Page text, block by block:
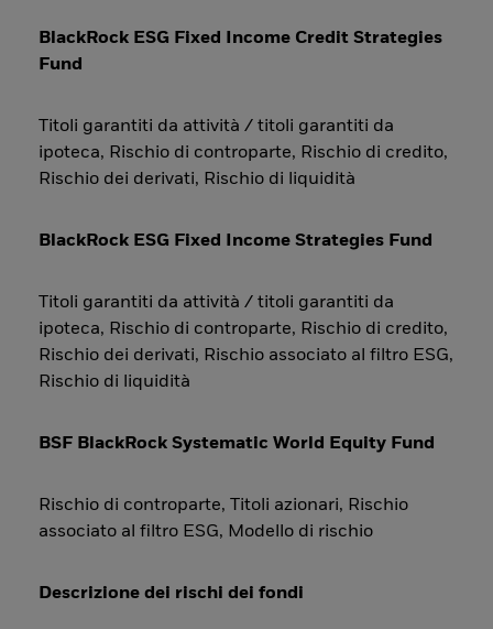
BlackRock ESG Fixed Income Credit Strategies
Fund
Titoli garantiti da attività / titoli garantiti da
ipoteca, Rischio di controparte, Rischio di credito,
Rischio dei derivati, Rischio di liquidità
BlackRock ESG Fixed Income Strategies Fund
Titoli garantiti da attività / titoli garantiti da
ipoteca, Rischio di controparte, Rischio di credito,
Rischio dei derivati, Rischio associato al filtro ESG,
Rischio di liquidità
BSF BlackRock Systematic World Equity Fund
Rischio di controparte, Titoli azionari, Rischio
associato al filtro ESG, Modello di rischio
Descrizione dei rischi dei fondi